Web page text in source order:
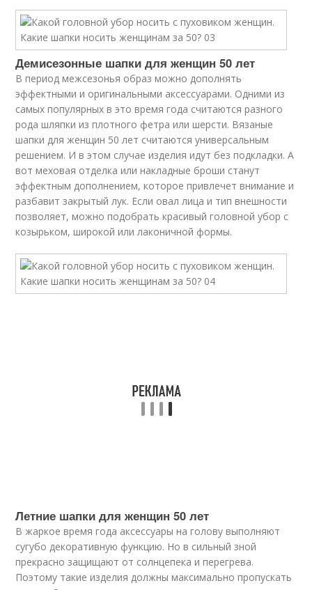
Демисезонные шапки для женщин 50 лет
В период межсезонья образ можно дополнять
эффектными и оригинальными аксессуарами. Одними из
самых популярных в это время года считаются разного
рода шляпки из плотного фетра или шерсти. Вязаные
шапки для женщин 50 лет считаются универсальным
решением. И в этом случае изделия идут без подкладки. А
вот меховая отделка или накладные броши станут
эффектным дополнением, которое привлечет внимание и
разбавит закрытый лук. Если овал лица и тип внешности
позволяет, можно подобрать красивый головной убор с
козырьком, широкой или лаконичной формы.
Летние шапки для женщин 50 лет
В жаркое время года аксессуары на голову выполняют
сугубо декоративную функцию. Но в сильный зной
прекрасно защищают от солнцепека и перегрева.
Поэтому такие изделия должны максимально пропускать